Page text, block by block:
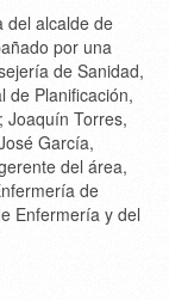
del alcalde de
por una
de Sanidad,
de Planificación,
Joaquín Torres,
García,
del área,
de
Enfermería y del